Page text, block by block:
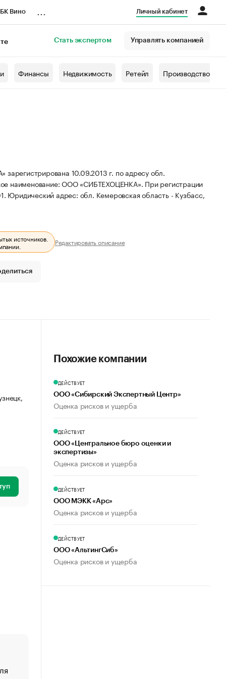
Вино Личный кабинет
Стать экспертом Управлять компанией
Финансы Недвижимость Ретейл Производство
10.09.2013 г. по адресу обл.
наименование: ООО «СИБТЕХОЦЕНКА». При регистрации
Юридический адрес: обл. Кемеровская область - Кузбасс,
источников. Редактировать описание
Похожие компании
ДЕЙСТВУЕТ
ООО «Сибирский Экспертный Центр»
Оценка рисков и ущерба
ДЕЙСТВУЕТ
ООО «Центральное бюро оценки и
экспертизы»
Оценка рисков и ущерба
ДЕЙСТВУЕТ
ООО МЭКК «Арс»
Оценка рисков и ущерба
ДЕЙСТВУЕТ
ООО «АльтингСиб»
Оценка рисков и ущерба